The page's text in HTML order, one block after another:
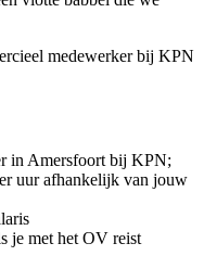
medewerker bij KPN
in Amersfoort bij KPN;
uur afhankelijk van jouw
je met het OV reist